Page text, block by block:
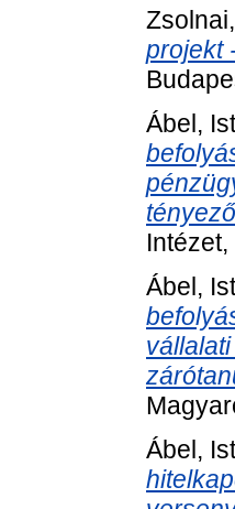
projekt
Ábel,
Ábel,
Ábel,